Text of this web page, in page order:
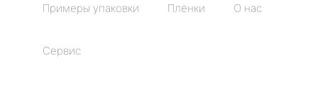
Примеры упаковки Плёнки О нас
Сервис